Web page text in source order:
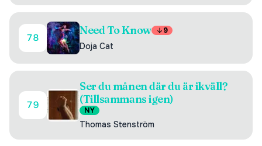
78
Need To Know 9
Doja Cat
79
Ser du månen där du är ikväll?
(Tillsammans igen)
NY
Thomas Stenström